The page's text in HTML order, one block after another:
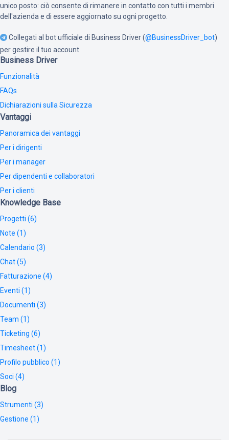
unico posto: ciò consente di rimanere in contatto con tutti i membri
dell'azienda e di essere aggiornato su ogni progetto.
Collegati al bot ufficiale di Business Driver (@BusinessDriver_bot)
per gestire il tuo account.
Business Driver
Funzionalità
FAQs
Dichiarazioni sulla Sicurezza
Vantaggi
Panoramica dei vantaggi
Per i dirigenti
Per i manager
Per dipendenti e collaboratori
Per i clienti
Knowledge Base
Progetti (6)
Note (1)
Calendario (3)
Chat (5)
Fatturazione (4)
Eventi (1)
Documenti (3)
Team (1)
Ticketing (6)
Timesheet (1)
Profilo pubblico (1)
Soci (4)
Blog
Strumenti (3)
Gestione (1)